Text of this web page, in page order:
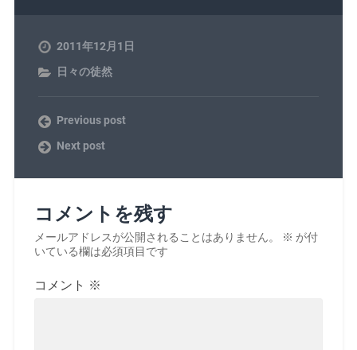
2011年12月1日
日々の徒然
Previous post
Next post
コメントを残す
メールアドレスが公開されることはありません。 ※ が付
いている欄は必須項目です
コメント ※